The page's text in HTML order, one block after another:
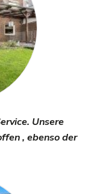
Unsere
, ebenso der